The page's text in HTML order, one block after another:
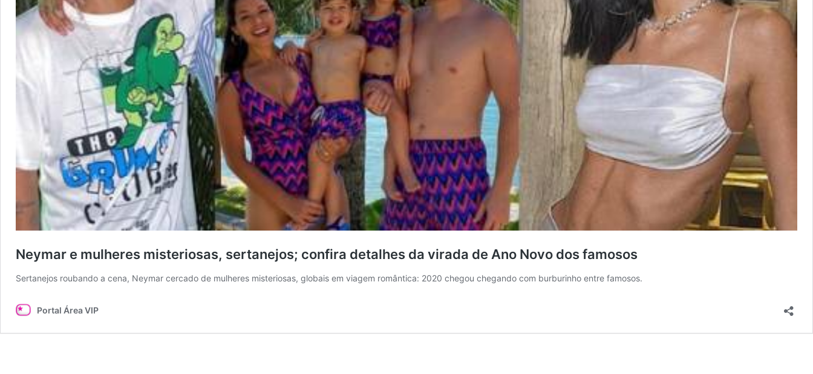
Neymar e mulheres misteriosas, sertanejos; confira detalhes da virada de Ano Novo dos famosos
Sertanejos roubando a cena, Neymar cercado de mulheres misteriosas, globais em viagem romântica: 2020 chegou chegando com burburinho entre famosos.
Portal Área VIP